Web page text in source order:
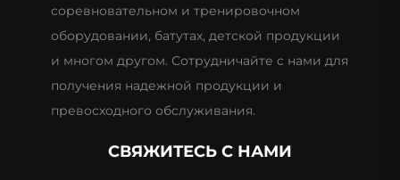
соревновательном и тренировочном
оборудовании, батутах, детской продукции
и многом другом. Сотрудничайте с нами для
получения надежной продукции и
превосходного обслуживания.
СВЯЖИТЕСЬ С НАМИ